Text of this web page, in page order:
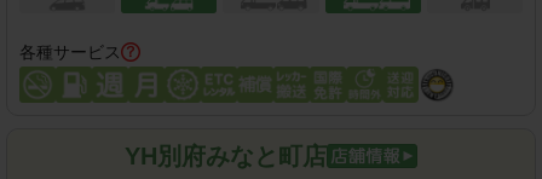
各種サービス
YH別府みなと町店